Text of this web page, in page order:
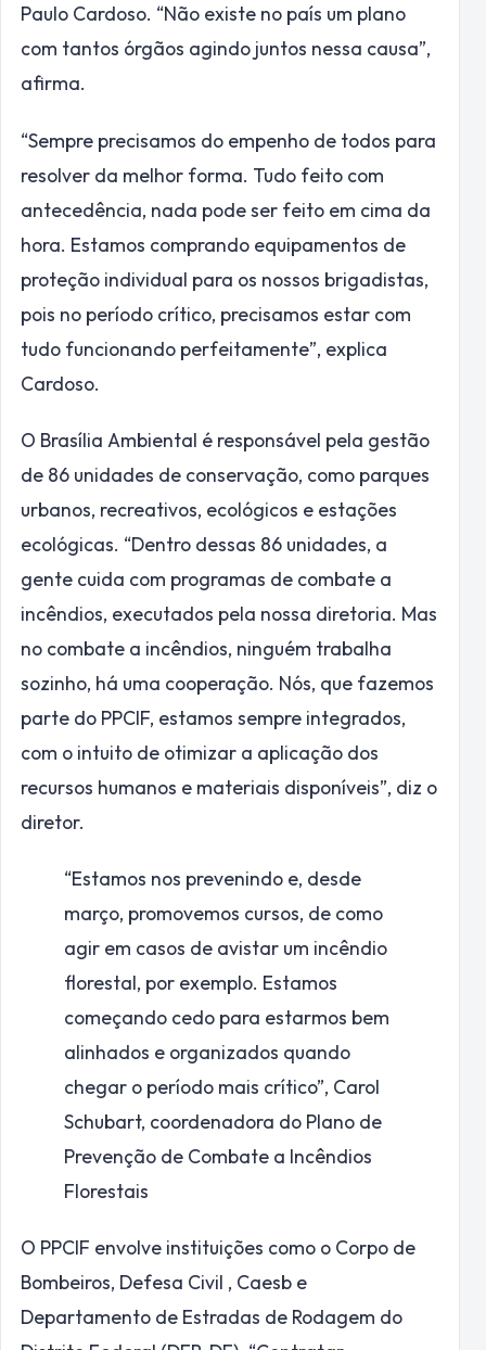
Paulo Cardoso. “Não existe no país um plano
com tantos órgãos agindo juntos nessa causa”,
afirma.
“Sempre precisamos do empenho de todos para
resolver da melhor forma. Tudo feito com
antecedência, nada pode ser feito em cima da
hora. Estamos comprando equipamentos de
proteção individual para os nossos brigadistas,
pois no período crítico, precisamos estar com
tudo funcionando perfeitamente”, explica
Cardoso.
O Brasília Ambiental é responsável pela gestão
de 86 unidades de conservação, como parques
urbanos, recreativos, ecológicos e estações
ecológicas. “Dentro dessas 86 unidades, a
gente cuida com programas de combate a
incêndios, executados pela nossa diretoria. Mas
no combate a incêndios, ninguém trabalha
sozinho, há uma cooperação. Nós, que fazemos
parte do PPCIF, estamos sempre integrados,
com o intuito de otimizar a aplicação dos
recursos humanos e materiais disponíveis”, diz o
diretor.
“Estamos nos prevenindo e, desde
março, promovemos cursos, de como
agir em casos de avistar um incêndio
florestal, por exemplo. Estamos
começando cedo para estarmos bem
alinhados e organizados quando
chegar o período mais crítico”, Carol
Schubart, coordenadora do Plano de
Prevenção de Combate a Incêndios
Florestais
O PPCIF envolve instituições como o Corpo de
Bombeiros, Defesa Civil , Caesb e
Departamento de Estradas de Rodagem do